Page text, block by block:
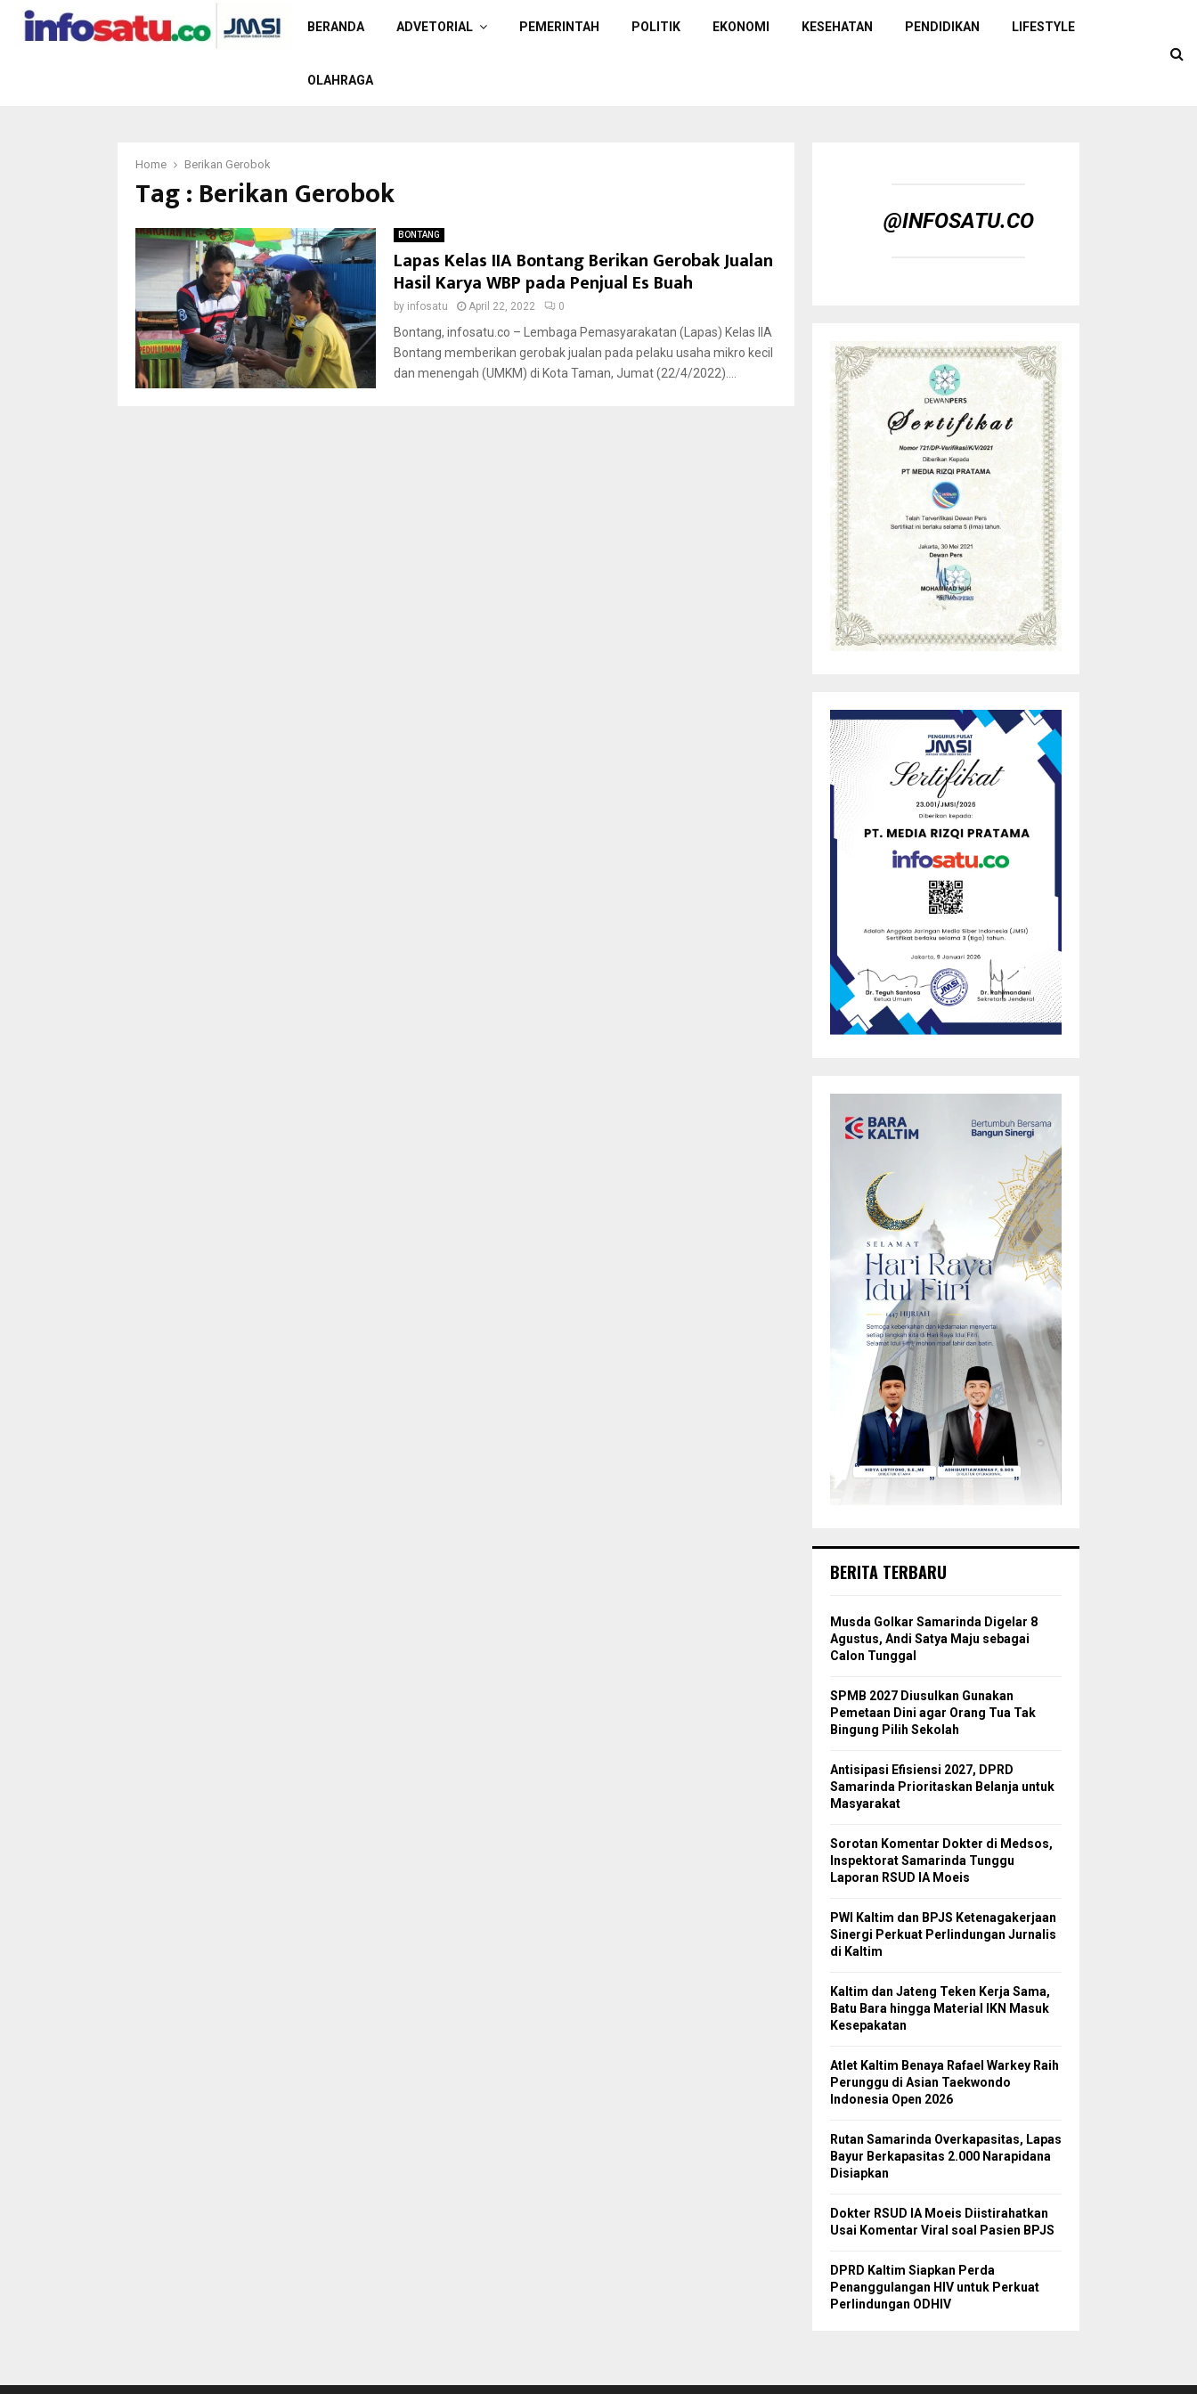
BERANDA ADVETORIAL PEMERINTAH POLITIK EKONOMI KESEHATAN PENDIDIKAN LIFESTYLE
OLAHRAGA
Home Berikan Gerobok
Tag : Berikan Gerobok
BONTANG
Lapas Kelas IIA Bontang Berikan Gerobak Jualan
Hasil Karya WBP pada Penjual Es Buah
by infosatu April 22, 2022 0
Bontang, infosatu.co – Lembaga Pemasyarakatan (Lapas) Kelas IIA
Bontang memberikan gerobak jualan pada pelaku usaha mikro kecil
dan menengah (UMKM) di Kota Taman, Jumat (22/4/2022)....
@INFOSATU.CO
BERITA TERBARU
Musda Golkar Samarinda Digelar 8
Agustus, Andi Satya Maju sebagai
Calon Tunggal
SPMB 2027 Diusulkan Gunakan
Pemetaan Dini agar Orang Tua Tak
Bingung Pilih Sekolah
Antisipasi Efisiensi 2027, DPRD
Samarinda Prioritaskan Belanja untuk
Masyarakat
Sorotan Komentar Dokter di Medsos,
Inspektorat Samarinda Tunggu
Laporan RSUD IA Moeis
PWI Kaltim dan BPJS Ketenagakerjaan
Sinergi Perkuat Perlindungan Jurnalis
di Kaltim
Kaltim dan Jateng Teken Kerja Sama,
Batu Bara hingga Material IKN Masuk
Kesepakatan
Atlet Kaltim Benaya Rafael Warkey Raih
Perunggu di Asian Taekwondo
Indonesia Open 2026
Rutan Samarinda Overkapasitas, Lapas
Bayur Berkapasitas 2.000 Narapidana
Disiapkan
Dokter RSUD IA Moeis Diistirahatkan
Usai Komentar Viral soal Pasien BPJS
DPRD Kaltim Siapkan Perda
Penanggulangan HIV untuk Perkuat
Perlindungan ODHIV